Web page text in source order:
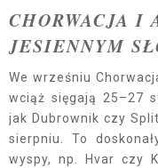
CHORWACJA I
JESIENNYM
We wrześniu
wciąż sięgają 25–27
jak Dubrownik czy
sierpniu. To
wyspy, np. Hvar czy